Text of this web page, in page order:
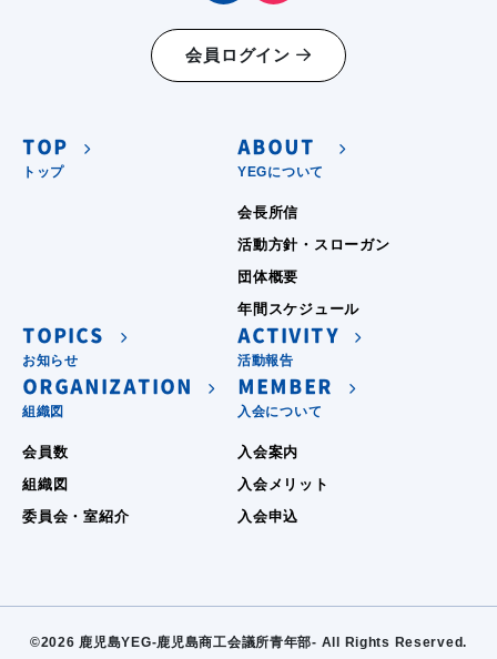
会員ログイン
TOP
トップ
ABOUT
YEGについて
会長所信
活動方針・スローガン
団体概要
年間スケジュール
TOPICS
お知らせ
ACTIVITY
活動報告
ORGANIZATION
組織図
会員数
組織図
委員会・室紹介
MEMBER
入会について
入会案内
入会メリット
入会申込
©2026 鹿児島YEG-鹿児島商工会議所青年部- All Rights Reserved.